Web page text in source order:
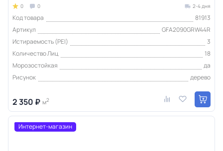
0 0 2-4 дня
Код товара
81913
Артикул
GFA2090GRW44R
Истираемость (PEI)
3
Количество Лиц
18
Морозостойкая
да
Рисунок
дерево
2 350 ₽ м2
Интернет-магазин